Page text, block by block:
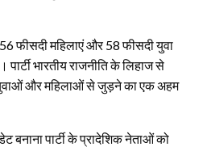
फीसदी महिलाएं और 58 फीसदी युवा
पार्टी भारतीय राजनीति के लिहाज से
युवाओं और महिलाओं से जुड़ने का एक अहम
बनाना पार्टी के प्रादेशिक नेताओं को